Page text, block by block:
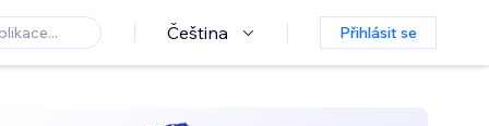
Čeština Přihlásit se